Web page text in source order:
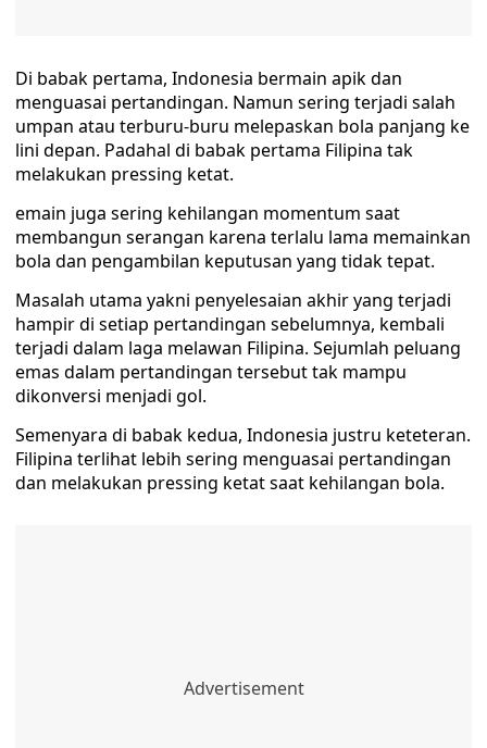
Di babak pertama, Indonesia bermain apik dan
menguasai pertandingan. Namun sering terjadi salah
umpan atau terburu-buru melepaskan bola panjang ke
lini depan. Padahal di babak pertama Filipina tak
melakukan pressing ketat.
emain juga sering kehilangan momentum saat
membangun serangan karena terlalu lama memainkan
bola dan pengambilan keputusan yang tidak tepat.
Masalah utama yakni penyelesaian akhir yang terjadi
hampir di setiap pertandingan sebelumnya, kembali
terjadi dalam laga melawan Filipina. Sejumlah peluang
emas dalam pertandingan tersebut tak mampu
dikonversi menjadi gol.
Semenyara di babak kedua, Indonesia justru keteteran.
Filipina terlihat lebih sering menguasai pertandingan
dan melakukan pressing ketat saat kehilangan bola.